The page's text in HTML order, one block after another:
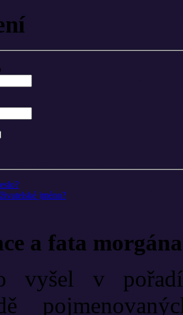
jméno?
a fata morgána
vyšel v